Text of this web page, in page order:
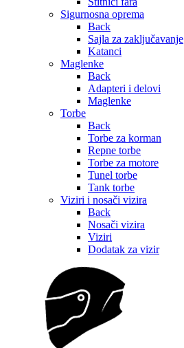
Sigurnosna oprema
Back
Sajla za zaključavanje
Katanci
Maglenke
Back
Adapteri i delovi
Maglenke
Torbe
Back
Torbe za korman
Repne torbe
Torbe za motore
Tunel torbe
Tank torbe
Viziri i nosači vizira
Back
Nosači vizira
Viziri
Dodatak za vizir